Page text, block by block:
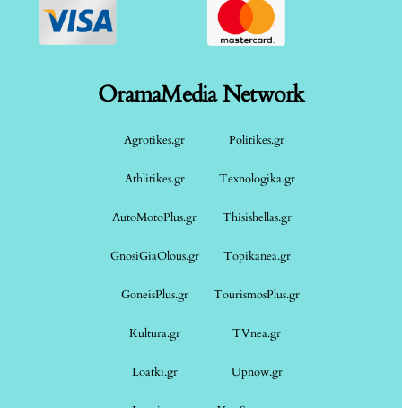
OramaMedia Network
Agrotikes.gr Politikes.gr
Athlitikes.gr Texnologika.gr
AutoMotoPlus.gr Thisishellas.gr
GnosiGiaOlous.gr Topikanea.gr
GoneisPlus.gr TourismosPlus.gr
Kultura.gr TVnea.gr
Loatki.gr Upnow.gr